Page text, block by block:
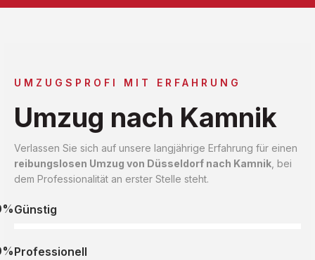
UMZUGSPROFI MIT ERFAHRUNG
Umzug nach Kamnik
Verlassen Sie sich auf unsere langjährige Erfahrung für einen
reibungslosen Umzug von Düsseldorf nach Kamnik , bei
dem Professionalität an erster Stelle steht.
Günstig
Professionell